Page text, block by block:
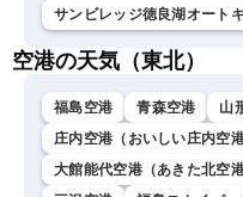
サンビレッジ徳良湖オート
空港の天気（東北）
福島空港 青森空港
山
庄内空港（おいしい庄内空港
大館能代空港（あきた北空港